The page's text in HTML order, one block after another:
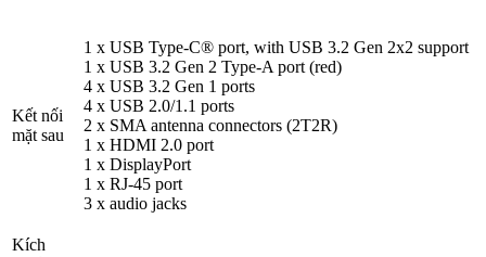
Kết nối
mặt sau
1 x USB Type-C® port, with USB 3.2 Gen 2x2 support
1 x USB 3.2 Gen 2 Type-A port (red)
4 x USB 3.2 Gen 1 ports
4 x USB 2.0/1.1 ports
2 x SMA antenna connectors (2T2R)
1 x HDMI 2.0 port
1 x DisplayPort
1 x RJ-45 port
3 x audio jacks
Kích